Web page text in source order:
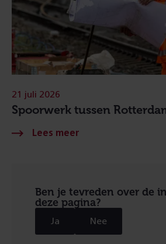
Spoorwerk tussen
21 juli 2026
Ben je tevreden over de
deze pagina?
Ja Nee